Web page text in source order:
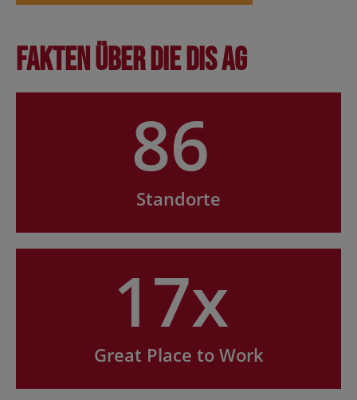
Fakten über die DIS AG
86
Standorte
17x
Great Place to Work